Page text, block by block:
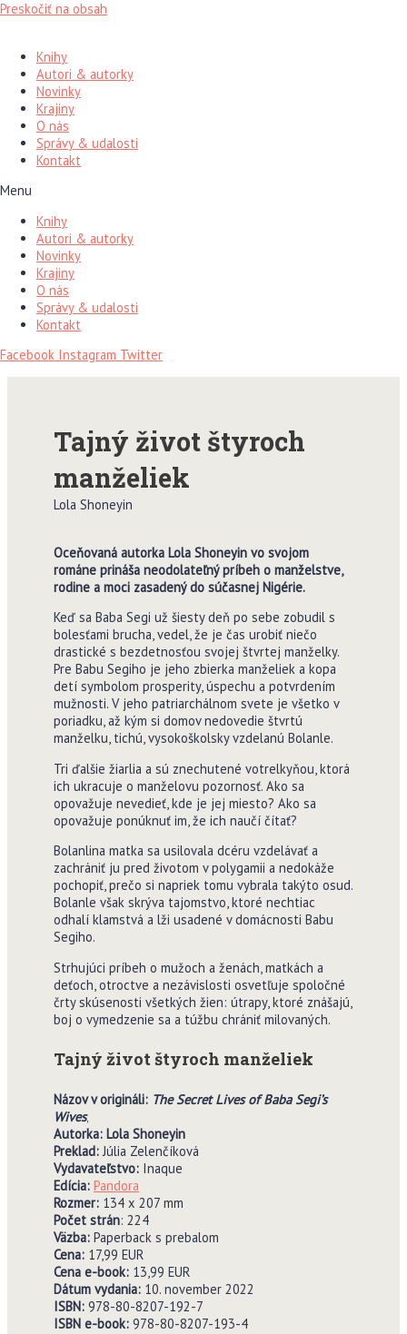
Preskočiť na obsah
Knihy
Autori & autorky
Novinky
Krajiny
O nás
Správy & udalosti
Kontakt
Menu
Knihy
Autori & autorky
Novinky
Krajiny
O nás
Správy & udalosti
Kontakt
Facebook Instagram Twitter
Tajný život štyroch
manželiek
Lola Shoneyin
Oceňovaná autorka Lola Shoneyin vo svojom
románe prináša neodolateľný príbeh o manželstve,
rodine a moci zasadený do súčasnej Nigérie.
Keď sa Baba Segi už šiesty deň po sebe zobudil s
bolesťami brucha, vedel, že je čas urobiť niečo
drastické s bezdetnosťou svojej štvrtej manželky.
Pre Babu Segiho je jeho zbierka manželiek a kopa
detí symbolom prosperity, úspechu a potvrdením
mužnosti. V jeho patriarchálnom svete je všetko v
poriadku, až kým si domov nedovedie štvrtú
manželku, tichú, vysokoškolsky vzdelanú Bolanle.
Tri ďalšie žiarlia a sú znechutené votrelkyňou, ktorá
ich ukracuje o manželovu pozornosť. Ako sa
opovažuje nevedieť, kde je jej miesto? Ako sa
opovažuje ponúknuť im, že ich naučí čítať?
Bolanlina matka sa usilovala dcéru vzdelávať a
zachrániť ju pred životom v polygamii a nedokáže
pochopiť, prečo si napriek tomu vybrala takýto osud.
Bolanle však skrýva tajomstvo, ktoré nechtiac
odhalí klamstvá a lži usadené v domácnosti Babu
Segiho.
Strhujúci príbeh o mužoch a ženách, matkách a
deťoch, otroctve a nezávislosti osvetľuje spoločné
črty skúsenosti všetkých žien: útrapy, ktoré znášajú,
boj o vymedzenie sa a túžbu chrániť milovaných.
Tajný život štyroch manželiek
Názov v origináli: The Secret Lives of Baba Segi’s
Wives‚
Autorka: Lola Shoneyin
Preklad:Júlia Zelenčíková
Vydavateľstvo:Inaque
Edícia: Pandora
Rozmer:134 x 207 mm
Počet strán: 224
Väzba:Paperback s prebalom
Cena: 17,99 EUR
Cena e-book: 13,99 EUR
Dátum vydania: 10. november 2022
ISBN: 978-80-8207-192-7
ISBN e-book: 978-80-8207-193-4